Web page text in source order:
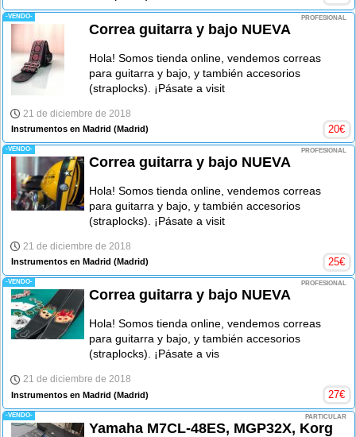
-VENDO- PROFESIONAL
Correa guitarra y bajo NUEVA
Hola! Somos tienda online, vendemos correas
para guitarra y bajo, y también accesorios
(straplocks). ¡Pásate a visit
21 de diciembre de 2018
Instrumentos en Madrid (Madrid) 20€
-VENDO- PROFESIONAL
Correa guitarra y bajo NUEVA
Hola! Somos tienda online, vendemos correas
para guitarra y bajo, y también accesorios
(straplocks). ¡Pásate a visit
21 de diciembre de 2018
Instrumentos en Madrid (Madrid) 25€
-VENDO- PROFESIONAL
Correa guitarra y bajo NUEVA
Hola! Somos tienda online, vendemos correas
para guitarra y bajo, y también accesorios
(straplocks). ¡Pásate a vis
21 de diciembre de 2018
Instrumentos en Madrid (Madrid) 27€
-VENDO- PARTICULAR
Yamaha M7CL-48ES, MGP32X, Korg